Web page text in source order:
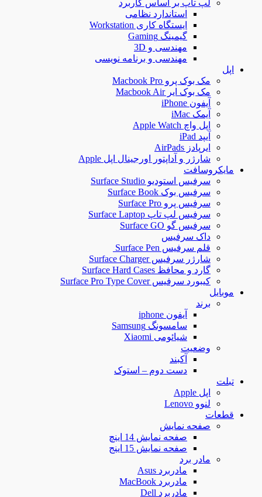
لپ تاپ بر اساس کاربرد
استاندارد نظامی
ایستگاه کاری Workstation
گیمینگ Gaming
مهندسی و 3D
مهندسی و برنامه نویسی
اپل
مک بوک پرو Macbook Pro
مک بوک ایر Macbook Air
آیفون iPhone
آیمک iMac
اپل واچ Apple Watch
آیپد iPad
ایرپادز AirPads
شارژر و آداپتور اورجینال اپل Apple
مایکروسافت
سرفیس استودیو Surface Studio
سرفیس بوک Surface Book
سرفیس پرو Surface Pro
سرفیس لپ تاپ Surface Laptop
سرفیس گو Surface GO
داک سرفیس
قلم سرفیس Surface Pen
شارژر سرفیس Surface Charger
گارد و محافظ Surface Hard Cases
کیبورد سرفیس Surface Pro Type Cover
موبایل
برند
آیفون iphone
سامسونگ Samsung
شیائومی Xiaomi
وضعیت
آکبند
دست دوم – استوک
تبلت
اپل Apple
لنوو Lenovo
قطعات
صفحه نمایش
صفحه نمایش 14 اینچ
صفحه نمایش 15 اینج
مادر برد
مادربرد Asus
مادربرد MacBook
مادربرد Dell